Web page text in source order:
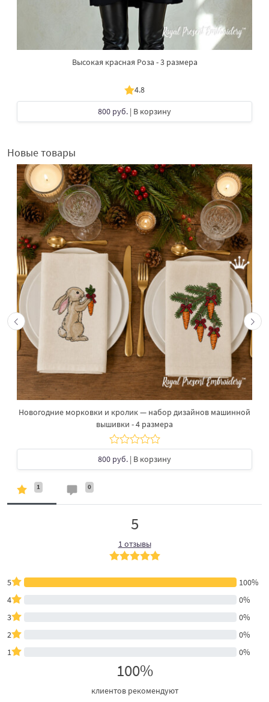
Высокая красная Роза - 3 размера
4.8
800 руб. | В корзину
Новые товары
Новогодние морковки и кролик — набор дизайнов машинной
вышивки - 4 размера
800 руб. | В корзину
1 0
5
1 отзывы
5
100%
4
0%
3
0%
2
0%
1
0%
100%
клиентов рекомендуют